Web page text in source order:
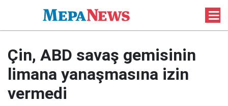
Çin, ABD savaş gemisinin
limana yanaşmasına izin
vermedi